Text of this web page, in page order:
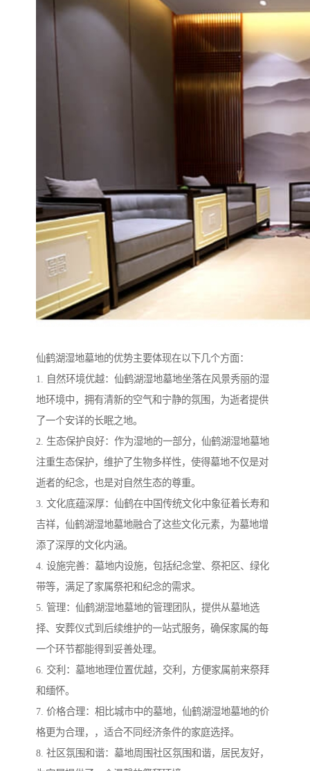
仙鹤湖湿地墓地的优势主要体现在以下几个方面：
1. 自然环境优越：仙鹤湖湿地墓地坐落在风景秀丽的湿
地环境中，拥有清新的空气和宁静的氛围，为逝者提供
了一个安详的长眠之地。
2. 生态保护良好：作为湿地的一部分，仙鹤湖湿地墓地
注重生态保护，维护了生物多样性，使得墓地不仅是对
逝者的纪念，也是对自然生态的尊重。
3. 文化底蕴深厚：仙鹤在中国传统文化中象征着长寿和
吉祥，仙鹤湖湿地墓地融合了这些文化元素，为墓地增
添了深厚的文化内涵。
4. 设施完善：墓地内设施，包括纪念堂、祭祀区、绿化
带等，满足了家属祭祀和纪念的需求。
5. 管理：仙鹤湖湿地墓地的管理团队，提供从墓地选
择、安葬仪式到后续维护的一站式服务，确保家属的每
一个环节都能得到妥善处理。
6. 交利：墓地地理位置优越，交利，方便家属前来祭拜
和缅怀。
7. 价格合理：相比城市中的墓地，仙鹤湖湿地墓地的价
格更为合理，，适合不同经济条件的家庭选择。
8. 社区氛围和谐：墓地周围社区氛围和谐，居民友好，